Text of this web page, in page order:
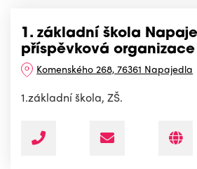
1. základní škola
příspěvková organizace
Komenského 268, 76361 Napajedla
1.základní škola, ZŠ.